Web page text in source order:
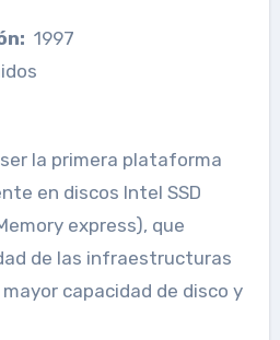
1997
la primera plataforma
en discos Intel SSD
express), que
de las infraestructuras
capacidad de disco y